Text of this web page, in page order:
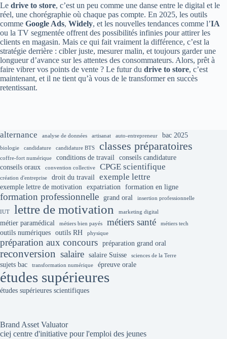
Le drive to store, c’est un peu comme une danse entre le digital et le
réel, une chorégraphie où chaque pas compte. En 2025, les outils
comme Google Ads, Widely, et les nouvelles tendances comme l’IA
ou la TV segmentée offrent des possibilités infinies pour attirer les
clients en magasin. Mais ce qui fait vraiment la différence, c’est la
stratégie derrière : cibler juste, mesurer malin, et toujours garder une
longueur d’avance sur les attentes des consommateurs. Alors, prêt à
faire vibrer vos points de vente ? Le futur du drive to store, c’est
maintenant, et il ne tient qu’à vous de le transformer en succès
retentissant.
alternance analyse de données artisanat auto-entrepreneur bac 2025
biologie candidature candidature BTS classes préparatoires
coffre-fort numérique conditions de travail conseils candidature
conseils oraux
convention collective CPGE scientifique
création d'entreprise droit du travail exemple lettre
exemple lettre de motivation expatriation formation en ligne
formation professionnelle grand oral insertion professionnelle
IUT lettre de motivation marketing digital
métier paramédical métiers bien payés métiers santé métiers tech
outils numériques outils RH physique
préparation aux concours préparation grand oral
reconversion salaire salaire Suisse sciences de la Terre
sujets bac transformation numérique épreuve orale
études supérieures
études supérieures scientifiques
Brand Asset Valuator
ciej centre d'initiative pour l'emploi des jeunes